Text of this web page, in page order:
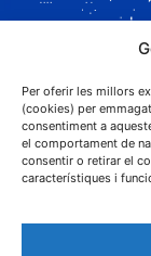
Per oferir les millors
(cookies) per
consentiment a
el comportament de
consentir o retirar el
característiques i
C. Sant
25243 El